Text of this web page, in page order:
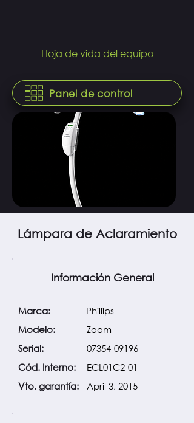
Hoja de vida del equipo
Panel de control
Lámpara de Aclaramiento
Información General
Marca:
Phillips
Modelo:
Zoom
Serial:
07354-09196
Cód. Interno:
ECL01C2-01
Vto. garantía:
April 3, 2015